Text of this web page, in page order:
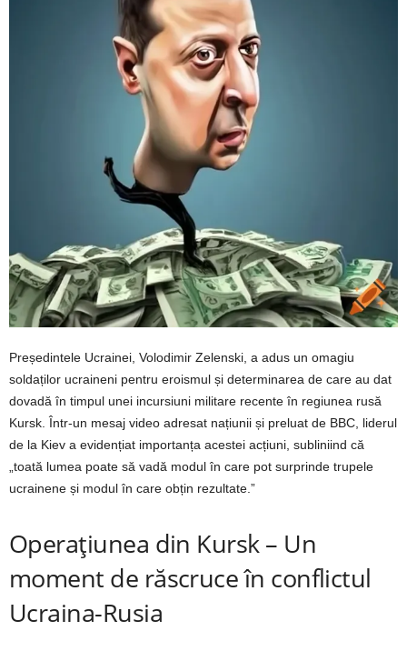
Președintele Ucrainei, Volodimir Zelenski, a adus un omagiu
soldaților ucraineni pentru eroismul și determinarea de care au dat
dovadă în timpul unei incursiuni militare recente în regiunea rusă
Kursk. Într-un mesaj video adresat națiunii și preluat de BBC, liderul
de la Kiev a evidențiat importanța acestei acțiuni, subliniind că
„toată lumea poate să vadă modul în care pot surprinde trupele
ucrainene și modul în care obțin rezultate.”
Operațiunea din Kursk – Un
moment de răscruce în conflictul
Ucraina-Rusia